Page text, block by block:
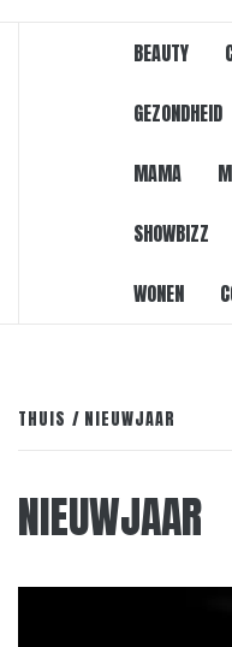
BEAUTY
GEZONDHEID
MAMA
SHOWBIZZ
WONEN
THUIS NIEUWJAAR
NIEUWJAAR